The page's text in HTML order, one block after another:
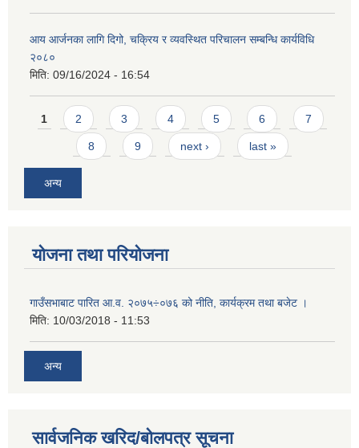
आय आर्जनका लागि दिगो, चक्रिय र व्यवस्थित परिचालन सम्बन्धि कार्यविधि
२०८०
मिति: 09/16/2024 - 16:54
Pages
1 2 3 4 5 6 7
8 9 next › last »
अन्य
योजना तथा परियोजना
गाउँसभाबाट पारित आ.व. २०७५÷०७६ को नीति, कार्यक्रम तथा बजेट ।
मिति: 10/03/2018 - 11:53
अन्य
सार्वजनिक खरिद/बोलपत्र सूचना